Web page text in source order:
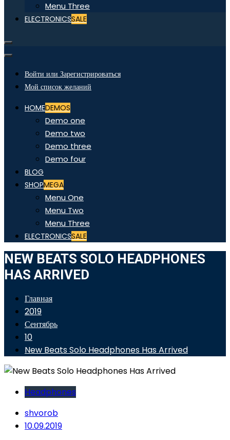
Menu Three
ELECTRONICSSALE
Войти или Зарегистрироваться
Мой список желаний
HOMEDEMOS
Demo one
Demo two
Demo three
Demo four
BLOG
SHOPMEGA
Menu One
Menu Two
Menu Three
ELECTRONICSSALE
NEW BEATS SOLO HEADPHONES
HAS ARRIVED
Главная
2019
Сентябрь
10
New Beats Solo Headphones Has Arrived
Headphones
shvorob
10.09.2019